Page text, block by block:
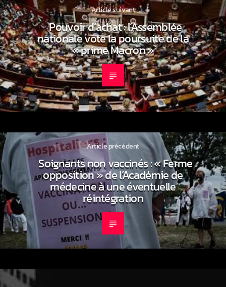
Article suivant
Pouvoir d’achat : l’Assemblée
nationale vote la poursuite de la
« prime Macron »
Article précédent
Soignants non vaccinés : « Ferme
opposition » de l’Académie de
médecine à une éventuelle
réintégration